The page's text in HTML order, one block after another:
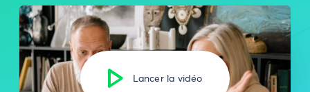
Lancer la vidéo